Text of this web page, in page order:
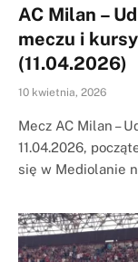
AC Milan –
meczu i
(11.04.2026)
10 kwietnia, 2026
Mecz AC Milan –
11.04.2026,
się w Mediolanie